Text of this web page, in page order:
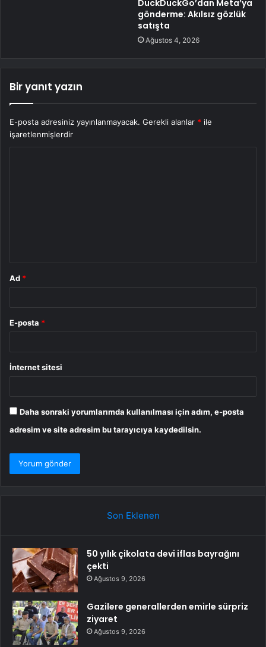
DuckDuckGo’dan Meta’ya
gönderme: Akılsız gözlük
satışta
Ağustos 4, 2026
Bir yanıt yazın
E-posta adresiniz yayınlanmayacak. Gerekli alanlar * ile
işaretlenmişlerdir
Ad *
E-posta *
İnternet sitesi
Daha sonraki yorumlarımda kullanılması için adım, e-posta
adresim ve site adresim bu tarayıcıya kaydedilsin.
Son Eklenen
50 yılık çikolata devi iflas bayrağını
çekti
Ağustos 9, 2026
Gazilere generallerden emirle sürpriz
ziyaret
Ağustos 9, 2026